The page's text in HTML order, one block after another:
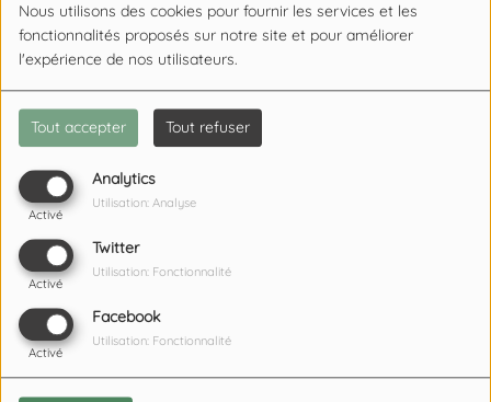
Nous utilisons des cookies pour fournir les services et les
fonctionnalités proposés sur notre site et pour améliorer
l'expérience de nos utilisateurs.
Tout accepter Tout refuser
Analytics
Activé
Utilisation: Analyse
Twitter
Activé
Utilisation: Fonctionnalité
Facebook
Activé
Utilisation: Fonctionnalité
404